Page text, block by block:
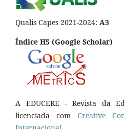
Qualis Capes 2021-2024: A3
Índice H5 (Google Scholar)
A EDUCERE - Revista da
licenciada com Creative